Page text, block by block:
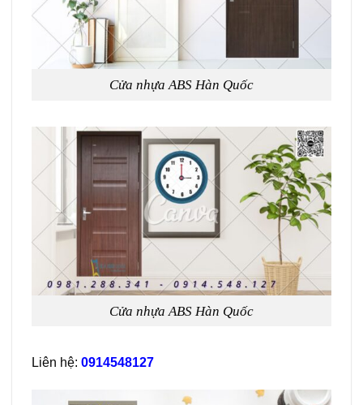
Cửa nhựa ABS Hàn Quốc
Cửa nhựa ABS Hàn Quốc
Liên hệ: 0914548127